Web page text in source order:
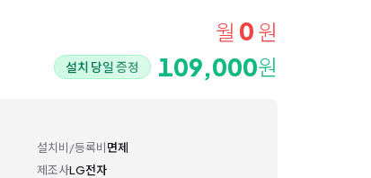
월 0 원
설치 당일 증정 109,000원
설치비/등록비면제
제조사LG전자